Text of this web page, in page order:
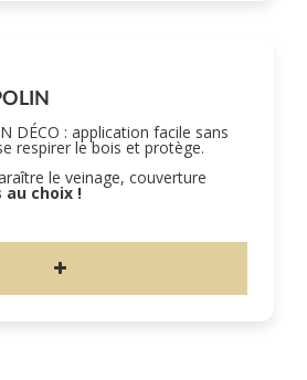
DÉCO : application facile sans
respirer le bois et protège.
le veinage, couverture
au choix !